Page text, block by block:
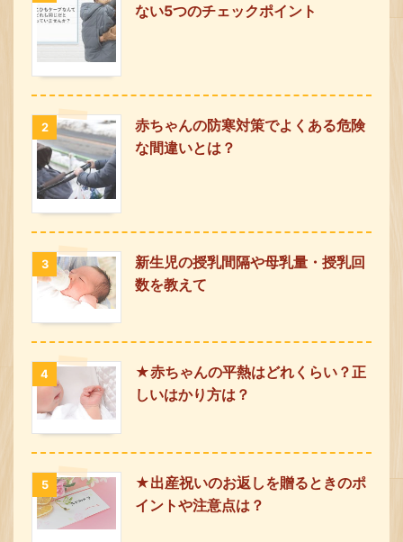
ない5つのチェックポイント
2
赤ちゃんの防寒対策でよくある危険
な間違いとは？
3
新生児の授乳間隔や母乳量・授乳回
数を教えて
4
★赤ちゃんの平熱はどれくらい？正
しいはかり方は？
5
★出産祝いのお返しを贈るときのポ
イントや注意点は？